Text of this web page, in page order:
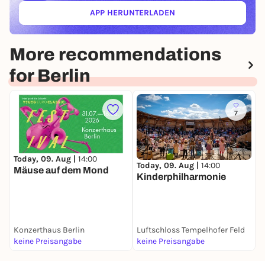
APP HERUNTERLADEN(ÖFFNET IN NEUEM TAB)
More recommendations
for Berlin
Today, 09. Aug | 14:00
Mäuse auf dem Mond
Konzerthaus Berlin
keine Preisangabe
7
Today, 09. Aug | 14:00
Kinderphilharmonie
Luftschloss Tempelhofer Feld
keine Preisangabe